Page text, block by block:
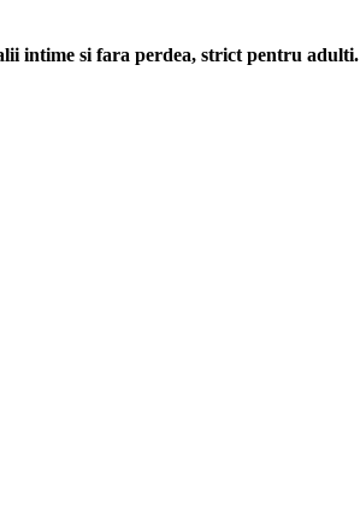
intime si fara perdea, strict pentru adulti.